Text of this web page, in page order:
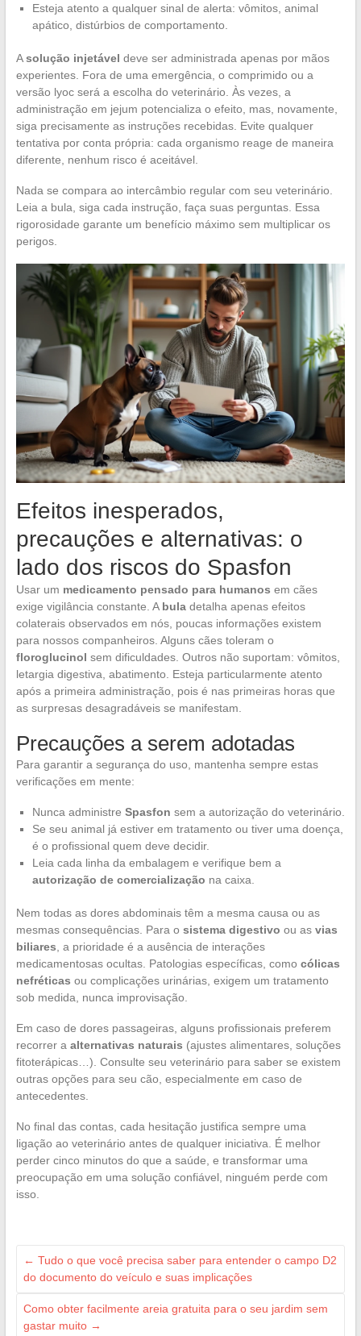
Esteja atento a qualquer sinal de alerta: vômitos, animal
apático, distúrbios de comportamento.
Asolução injetável deve ser administrada apenas por mãos
experientes. Fora de uma emergência, o comprimido ou a
versão lyoc será a escolha do veterinário. Às vezes, a
administração em jejum potencializa o efeito, mas, novamente,
siga precisamente as instruções recebidas. Evite qualquer
tentativa por conta própria: cada organismo reage de maneira
diferente, nenhum risco é aceitável.
Nada se compara ao intercâmbio regular com seu veterinário.
Leia a bula, siga cada instrução, faça suas perguntas. Essa
rigorosidade garante um benefício máximo sem multiplicar os
perigos.
Efeitos inesperados,
precauções e alternativas: o
lado dos riscos do Spasfon
Usar um medicamento pensado para humanos em cães
exige vigilância constante. A buladetalha apenas efeitos
colaterais observados em nós, poucas informações existem
para nossos companheiros. Alguns cães toleram o
floroglucinol sem dificuldades. Outros não suportam: vômitos,
letargia digestiva, abatimento. Esteja particularmente atento
após a primeira administração, pois é nas primeiras horas que
as surpresas desagradáveis se manifestam.
Precauções a serem adotadas
Para garantir a segurança do uso, mantenha sempre estas
verificações em mente:
Nunca administre Spasfon sem a autorização do veterinário.
Se seu animal já estiver em tratamento ou tiver uma doença,
é o profissional quem deve decidir.
Leia cada linha da embalagem e verifique bem a
autorização de comercialização na caixa.
Nem todas as dores abdominais têm a mesma causa ou as
mesmas consequências. Para o sistema digestivo ou as vias
biliares , a prioridade é a ausência de interações
medicamentosas ocultas. Patologias específicas, como cólicas
nefréticas ou complicações urinárias, exigem um tratamento
sob medida, nunca improvisação.
Em caso de dores passageiras, alguns profissionais preferem
recorrer a alternativas naturais (ajustes alimentares, soluções
fitoterápicas…). Consulte seu veterinário para saber se existem
outras opções para seu cão, especialmente em caso de
antecedentes.
No final das contas, cada hesitação justifica sempre uma
ligação ao veterinário antes de qualquer iniciativa. É melhor
perder cinco minutos do que a saúde, e transformar uma
preocupação em uma solução confiável, ninguém perde com
isso.
← Tudo o que você precisa saber para entender o campo D2
do documento do veículo e suas implicações
Como obter facilmente areia gratuita para o seu jardim sem
gastar muito →